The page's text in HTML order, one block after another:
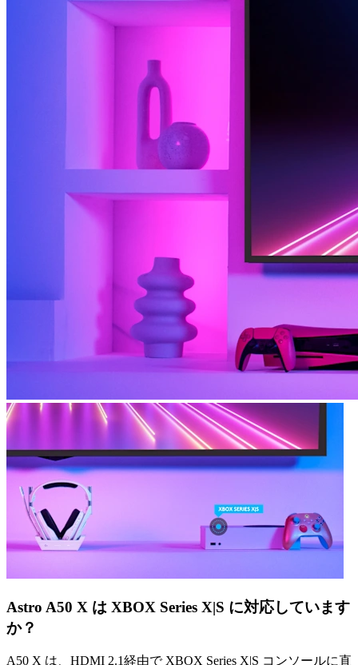
Astro A50 X は XBOX Series X|S に対応しています
か？
A50 X は、HDMI 2.1経由で XBOX Series X|S コンソールに直